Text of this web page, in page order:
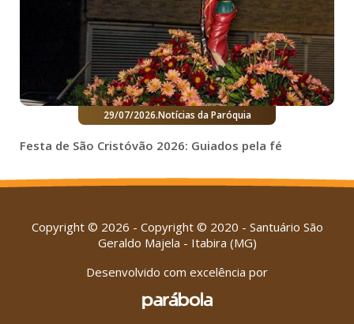
29/07/2026.Notícias da Paróquia
Festa de São Cristóvão 2026: Guiados pela fé
Copyright © 2026 - Copyright © 2020 - Santuário São
Geraldo Majela - Itabira (MG)
Desenvolvido com excelência por